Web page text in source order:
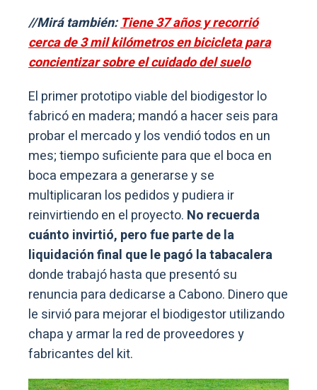
//Mirá también:Tiene 37 años y recorrió
cerca de 3 mil kilómetros en bicicleta para
concientizar sobre el cuidado del suelo
El primer prototipo viable del biodigestor lo
fabricó en madera; mandó a hacer seis para
probar el mercado y los vendió todos en un
mes; tiempo suficiente para que el boca en
boca empezara a generarse y se
multiplicaran los pedidos y pudiera ir
reinvirtiendo en el proyecto. No recuerda
cuánto invirtió, pero fue parte de la
liquidación final que le pagó la tabacalera
donde trabajó hasta que presentó su
renuncia para dedicarse a Cabono. Dinero que
le sirvió para mejorar el biodigestor utilizando
chapa y armar la red de proveedores y
fabricantes del kit.